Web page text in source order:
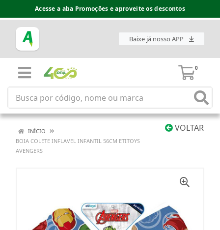
Acesse a aba Promoções e aproveite os descontos
Baixe já nosso APP
0
VOLTAR
INÍCIO
BOIA COLETE INFLAVEL INFANTIL 56CM ETITOYS
AVENGERS